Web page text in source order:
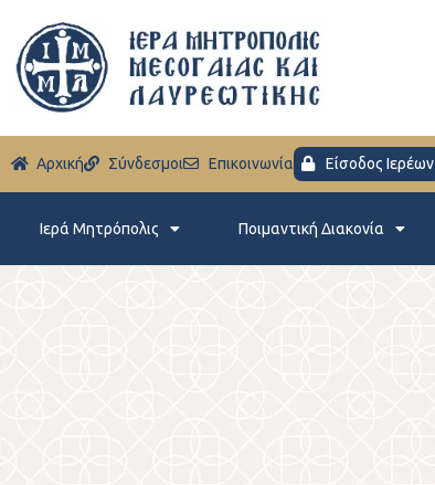
Aρχική Σύνδεσμοι Eπικοινωνία Είσοδος Ιερέων
Ιερά Μητρόπολις Ποιμαντική Διακονία